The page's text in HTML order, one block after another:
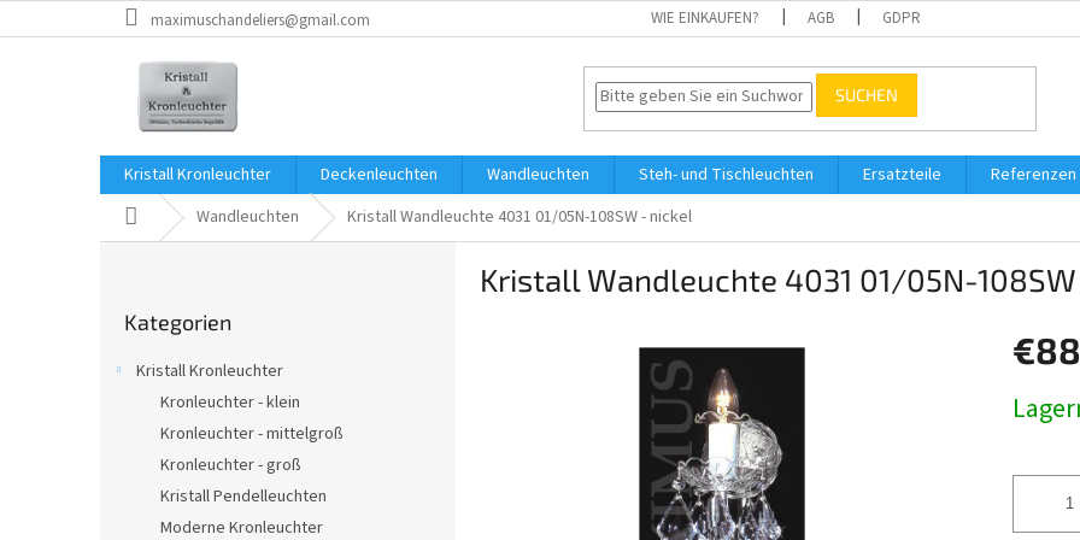
Inhalt
maximuschandeliers@gmail.com WIE EINKAUFEN? AGB GDPR
SUCHEN
Kristall Kronleuchter Deckenleuchten Wandleuchten Steh- und Tischleuchten Ersatzteile Referenzen
StartseiteWandleuchten Kristall Wandleuchte 4031 01/05N-108SW - nickel
überspringen
Kategorien
Kristall Kronleuchter
Kronleuchter - klein
Kronleuchter - mittelgroß
Kronleuchter - groß
Kristall Pendelleuchten
Moderne Kronleuchter
Kristall Wandleuchte 4031 01/05N-